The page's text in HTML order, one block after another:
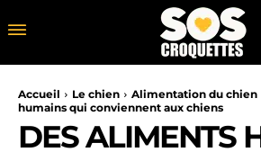
Accueil Le chien Alimentation du chien
humains qui conviennent aux chiens
DES ALIMENTS